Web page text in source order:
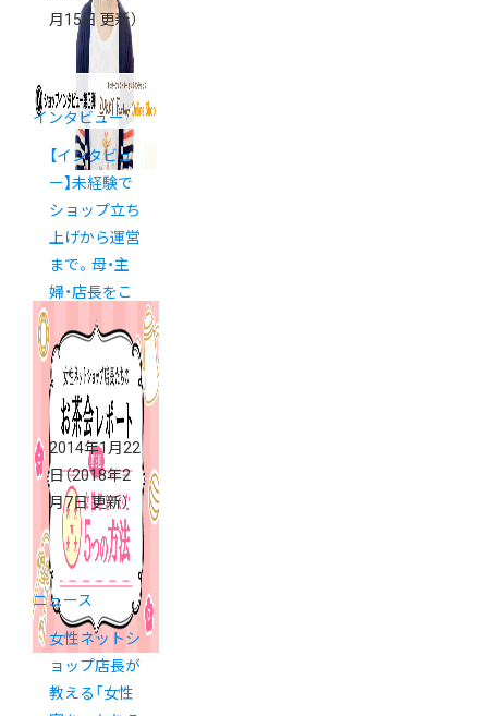
月15日 更新）
インタビュー
【インタビュ
ー】未経験で
ショップ立ち
上げから運営
まで。母・主
婦・店長をこ
なす島田さん
2014年1月22
日（2018年2
月7日 更新）
ニュース
女性ネットシ
ョップ店長が
教える「女性